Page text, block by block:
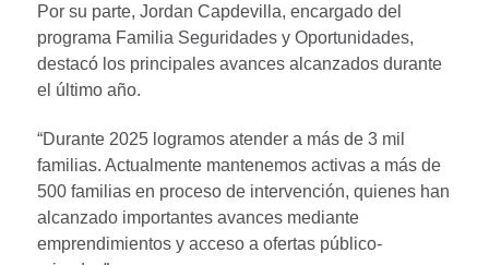
Por su parte, Jordan Capdevilla, encargado del
programa Familia Seguridades y Oportunidades,
destacó los principales avances alcanzados durante
el último año.
“Durante 2025 logramos atender a más de 3 mil
familias. Actualmente mantenemos activas a más de
500 familias en proceso de intervención, quienes han
alcanzado importantes avances mediante
emprendimientos y acceso a ofertas público-